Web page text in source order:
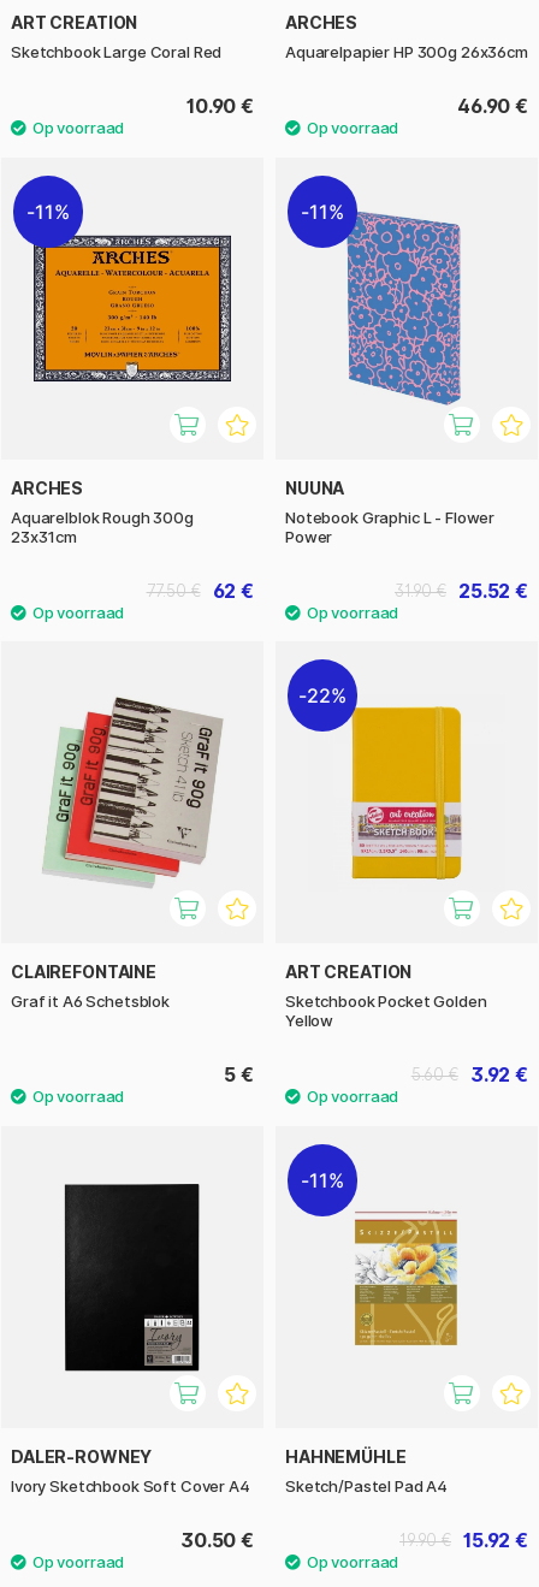
ART CREATION
Sketchbook Large Coral Red
10.90 €
ARCHES
Aquarelpapier HP 300g 26x36cm
46.90 €
11%
ARCHES
Aquarelblok Rough 300g
23x31cm
62 €
77.50 €
11%
NUUNA
Notebook Graphic L - Flower
Power
25.52 €
31.90 €
CLAIREFONTAINE
Graf it A6 Schetsblok
5 €
22%
ART CREATION
Sketchbook Pocket Golden
Yellow
3.92 €
5.60 €
DALER-ROWNEY
Ivory Sketchbook Soft Cover A4
30.50 €
11%
HAHNEMÜHLE
Sketch/Pastel Pad A4
15.92 €
19.90 €